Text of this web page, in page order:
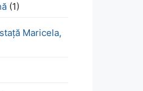
(1)
Maricela,